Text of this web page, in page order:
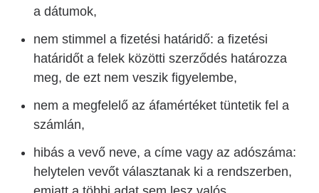
a dátumok,
nem stimmel a fizetési határidő: a fizetési
határidőt a felek közötti szerződés határozza
meg, de ezt nem veszik figyelembe,
nem a megfelelő az áfamértéket tüntetik fel a
számlán,
hibás a vevő neve, a címe vagy az adószáma:
helytelen vevőt választanak ki a rendszerben,